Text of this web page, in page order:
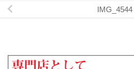
IMG_4544